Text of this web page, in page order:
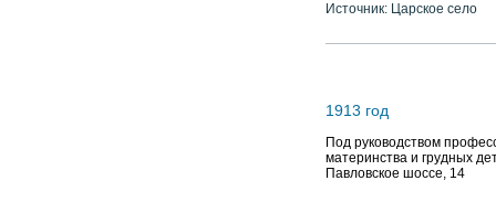
Источник: Царское село
1913 год
Под руководством
материнства и грудных
Павловское шоссе, 14